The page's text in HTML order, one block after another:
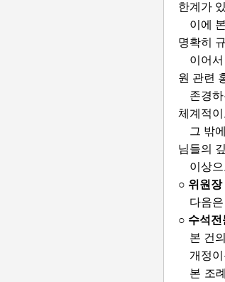
한계가
이에
명확히
이어
원 관련
존경
체계적
그 밖
님들의
이상
○ 위원장
다음
○ 수석전
본 건
개정
본 조